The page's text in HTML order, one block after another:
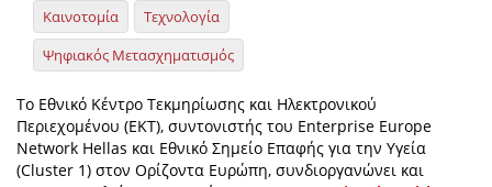
Καινοτομία
Τεχνολογία
Ψηφιακός Μετασχηματισμός
Το Εθνικό Κέντρο Τεκμηρίωσης και Ηλεκτρονικού
Περιεχομένου (EKT), συντονιστής του Enterprise Europe
Network Hellas και Εθνικό Σημείο Επαφής για την Υγεία
(Cluster 1) στον Ορίζοντα Ευρώπη, συνδιοργανώνει και